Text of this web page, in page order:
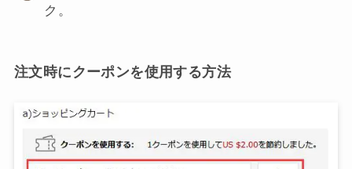
ク。
注文時にクーポンを使用する方法